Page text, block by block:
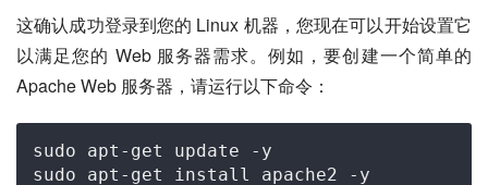
这确认成功登录到您的 Linux 机器，您现在可以开始设置它
以满足您的 Web 服务器需求。例如，要创建一个简单的
Apache Web 服务器，请运行以下命令：
sudo apt- get
update -y
sudo apt- get